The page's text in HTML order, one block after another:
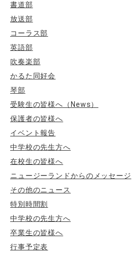
書道部
放送部
コーラス部
英語部
吹奏楽部
かるた同好会
琴部
受験生の皆様へ（News）
保護者の皆様へ
イベント報告
中学校の先生方へ
在校生の皆様へ
ニュージーランドからのメッセージ
その他のニュース
特別時間割
中学校の先生方へ
卒業生の皆様へ
行事予定表